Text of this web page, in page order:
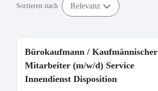
Sortieren nach Relevanz
Bürokaufmann / Kaufmännischer
Mitarbeiter (m/w/d) Service
Innendienst Disposition